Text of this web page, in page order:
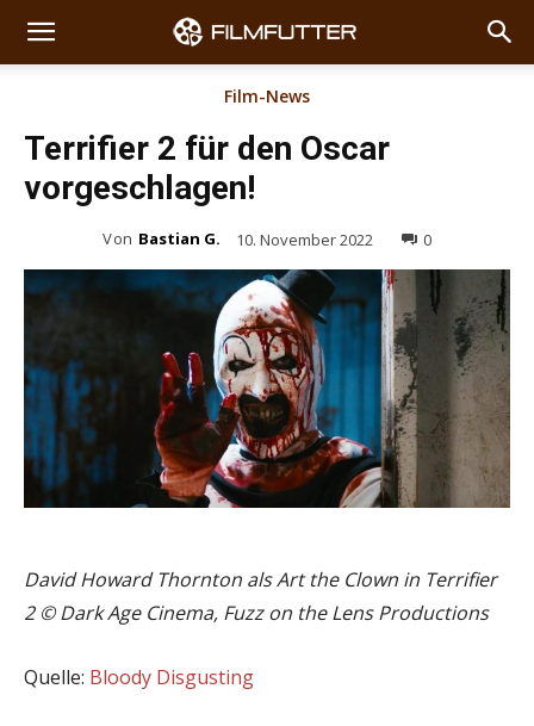
Film-News
Terrifier 2 für den Oscar
vorgeschlagen!
Von Bastian G. 10. November 2022 0
David Howard Thornton als Art the Clown in Terrifier
2 © Dark Age Cinema, Fuzz on the Lens Productions
Quelle: Bloody Disgusting